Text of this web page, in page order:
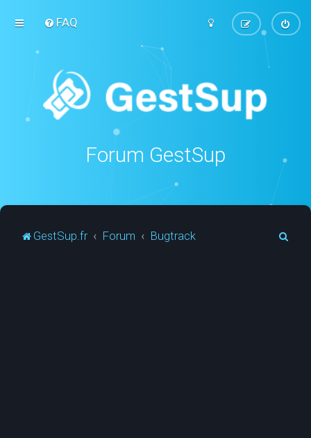
FAQ
Forum GestSup
GestSup.fr Forum Bugtrack